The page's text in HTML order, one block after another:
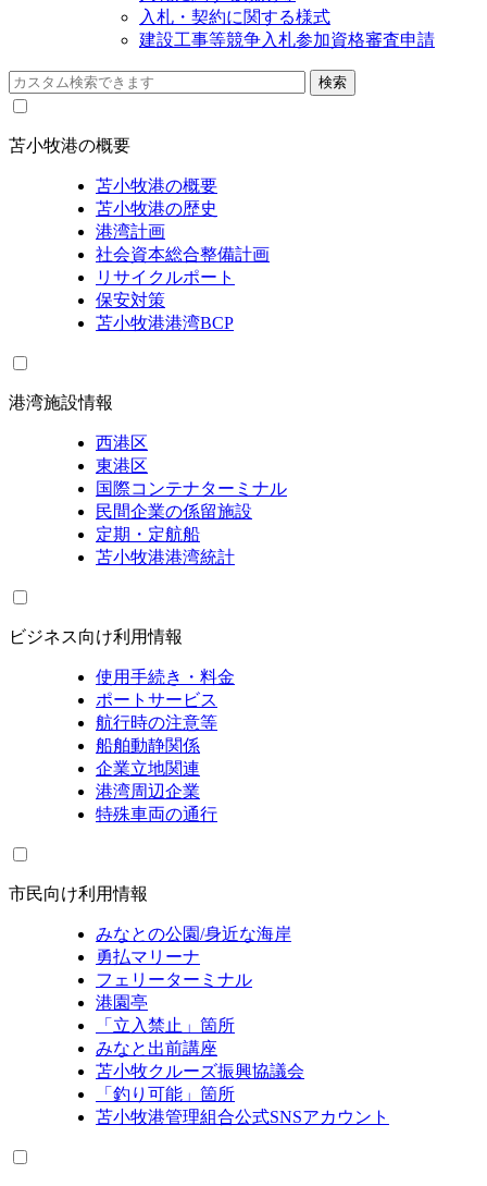
入札・契約に関する様式
建設工事等競争入札参加資格審査申請
苫小牧港の概要
苫小牧港の概要
苫小牧港の歴史
港湾計画
社会資本総合整備計画
リサイクルポート
保安対策
苫小牧港港湾BCP
港湾施設情報
西港区
東港区
国際コンテナターミナル
民間企業の係留施設
定期・定航船
苫小牧港港湾統計
ビジネス向け利用情報
使用手続き・料金
ポートサービス
航行時の注意等
船舶動静関係
企業立地関連
港湾周辺企業
特殊車両の通行
市民向け利用情報
みなとの公園/身近な海岸
勇払マリーナ
フェリーターミナル
港園亭
「立入禁止」箇所
みなと出前講座
苫小牧クルーズ振興協議会
「釣り可能」箇所
苫小牧港管理組合公式SNSアカウント